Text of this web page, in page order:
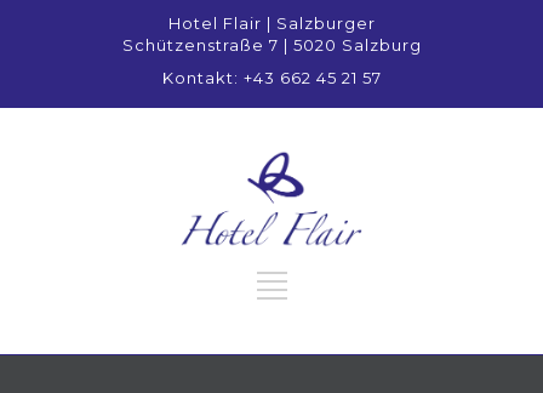
Hotel Flair | Salzburger
Schützenstraße 7 | 5020 Salzburg
Kontakt: +43 662 45 21 57